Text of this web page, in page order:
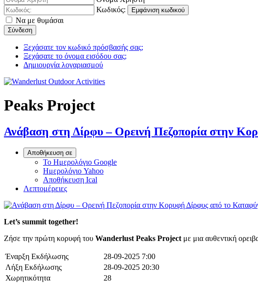
Κωδικός:
Εμφάνιση κωδικού
Να με θυμάσαι
Σύνδεση
Ξεχάσατε τον κωδικό πρόσβασής σας;
Ξεχάσατε το όνομα εισόδου σας;
Δημιουργία λογαριασμού
Peaks Project
Ανάβαση στη Δίρφυ – Ορεινή Πεζοπορία στην
Αποθήκευση σε
Το Ημερολόγιο Google
Ημερολόγιο Yahoo
Αποθήκευση Ical
Λεπτομέρειες
Let’s summit together!
Ζήσε την πρώτη κορυφή του Wanderlust Peaks Projectμε μια αυθεντική
Έναρξη Εκδήλωσης
28-09-2025 7:00
Λήξη Εκδήλωσης
28-09-2025 20:30
Χωρητικότητα
28